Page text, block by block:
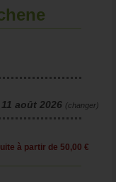
août 2026 (changer)
à partir de 50,00 €